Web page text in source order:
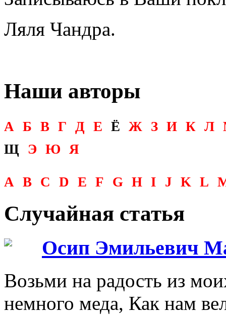
Ляля Чандра.
Наши авторы
А Б В Г Д Е Ё Ж З И К Л
Щ Э Ю Я
A B C D E F G H I J K L
Случайная статья
Осип Эмильевич
Возьми на радость из
немного меда, Как нам